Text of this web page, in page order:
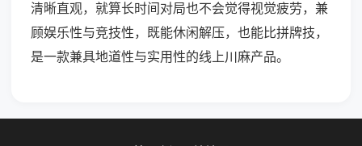
清晰直观，就算长时间对局也不会觉得视觉疲劳，兼
顾娱乐性与竞技性，既能休闲解压，也能比拼牌技，
是一款兼具地道性与实用性的线上川麻产品。